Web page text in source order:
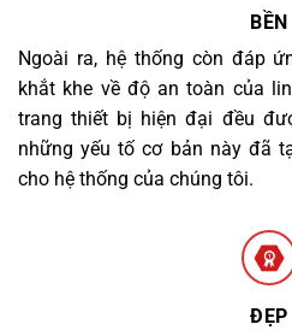
BỀN
Ngoài ra, hệ thống còn đáp
khắt khe về độ an toàn của
trang thiết bị hiện đại đều
những yếu tố cơ bản này đã
cho hệ thống của chúng tôi.
ĐẸP